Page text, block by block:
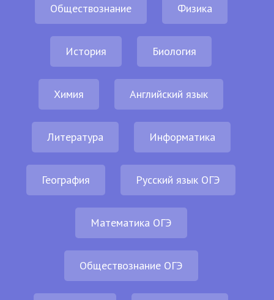
Обществознание Физика
История Биология
Химия Английский язык
Литература Информатика
География Русский язык ОГЭ
Математика ОГЭ
Обществознание ОГЭ